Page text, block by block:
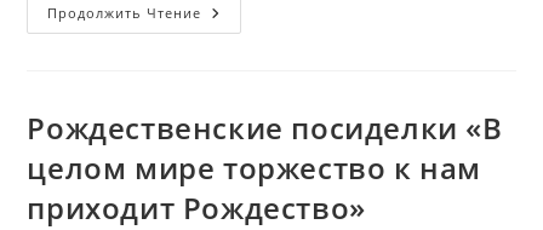
Продолжить Чтение Вечер-
Отдыха
Кругу
Рождественские посиделки «В
целом мире торжество к нам
приходит Рождество»